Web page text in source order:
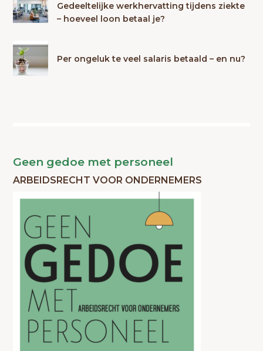
Gedeeltelijke werkhervatting tijdens ziekte
– hoeveel loon betaal je?
Per ongeluk te veel salaris betaald – en nu?
Geen gedoe met personeel
ARBEIDSRECHT VOOR ONDERNEMERS